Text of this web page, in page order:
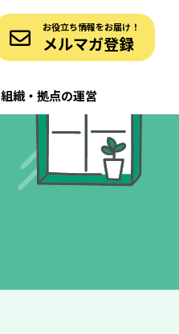
お役立ち情報をお届け！
メルマガ登録
組織・拠点の運営